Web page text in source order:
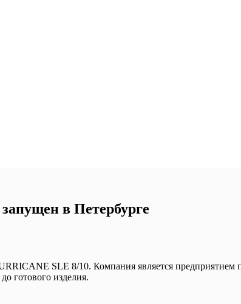
в Петербурге
SLE 8/10. Компания является предприятием
готового изделия.